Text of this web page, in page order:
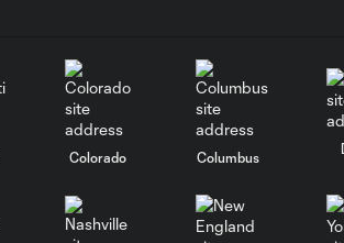
Colorado Columbus